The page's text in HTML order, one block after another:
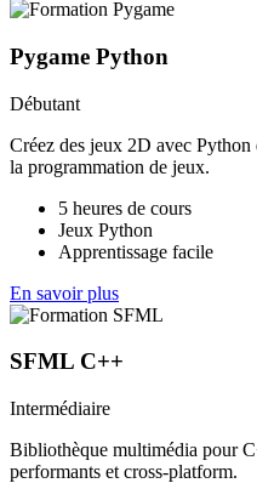
Pygame Python
Débutant
Créez des jeux 2D avec
la programmation de jeux.
5 heures de cours
Jeux Python
Apprentissage facile
En savoir plus
SFML C++
Intermédiaire
Bibliothèque multimédia pour
performants et cross-platform.